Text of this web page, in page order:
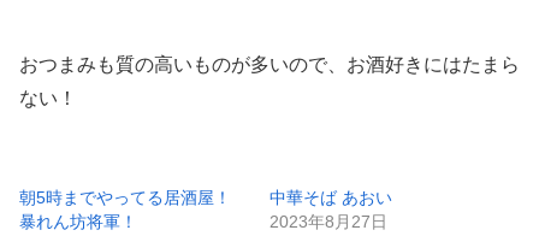
おつまみも質の高いものが多いので、お酒好きにはたまら
ない！
朝5時までやってる居酒屋！
暴れん坊将軍！
中華そば あおい
2023年8月27日